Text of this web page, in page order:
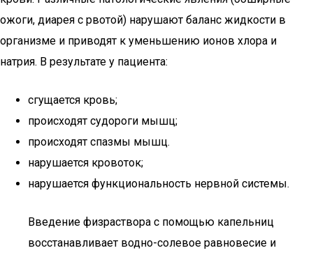
ожоги, диарея с рвотой) нарушают баланс жидкости в
организме и приводят к уменьшению ионов хлора и
натрия. В результате у пациента:
сгущается кровь;
происходят судороги мышц;
происходят спазмы мышц.
нарушается кровоток;
нарушается функциональность нервной системы.
Введение физраствора с помощью капельниц
восстанавливает водно-солевое равновесие и